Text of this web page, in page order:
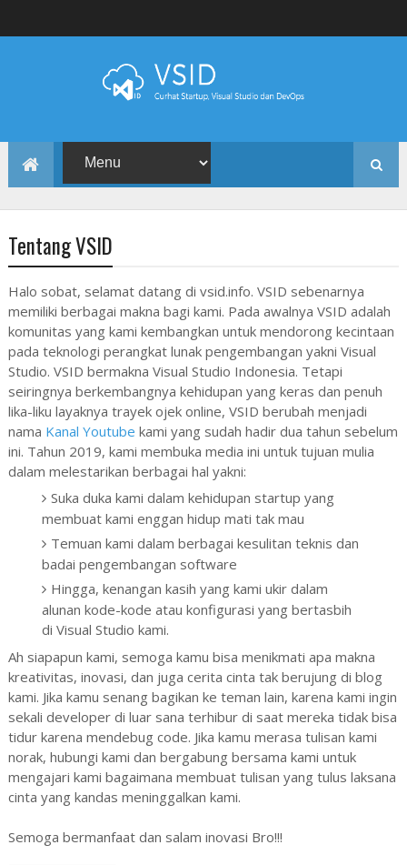
Tentang VSID
Halo sobat, selamat datang di vsid.info. VSID sebenarnya
memiliki berbagai makna bagi kami. Pada awalnya VSID adalah
komunitas yang kami kembangkan untuk mendorong kecintaan
pada teknologi perangkat lunak pengembangan yakni Visual
Studio. VSID bermakna Visual Studio Indonesia. Tetapi
seiringnya berkembangnya kehidupan yang keras dan penuh
lika-liku layaknya trayek ojek online, VSID berubah menjadi
nama Kanal Youtube kami yang sudah hadir dua tahun sebelum
ini. Tahun 2019, kami membuka media ini untuk tujuan mulia
dalam melestarikan berbagai hal yakni:
Suka duka kami dalam kehidupan startup yang
membuat kami enggan hidup mati tak mau
Temuan kami dalam berbagai kesulitan teknis dan
badai pengembangan software
Hingga, kenangan kasih yang kami ukir dalam
alunan kode-kode atau konfigurasi yang bertasbih
di Visual Studio kami.
Ah siapapun kami, semoga kamu bisa menikmati apa makna
kreativitas, inovasi, dan juga cerita cinta tak berujung di blog
kami. Jika kamu senang bagikan ke teman lain, karena kami ingin
sekali developer di luar sana terhibur di saat mereka tidak bisa
tidur karena mendebug code. Jika kamu merasa tulisan kami
norak, hubungi kami dan bergabung bersama kami untuk
mengajari kami bagaimana membuat tulisan yang tulus laksana
cinta yang kandas meninggalkan kami.
Semoga bermanfaat dan salam inovasi Bro!!!